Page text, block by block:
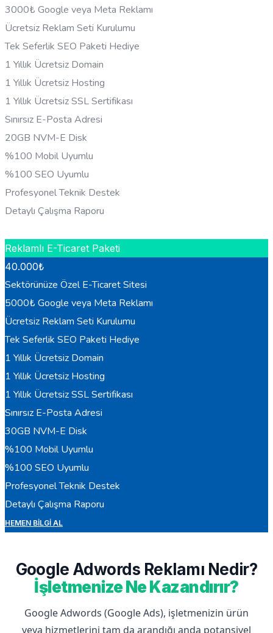
3000₺ Google veya Meta Reklamı
Ücretsiz Reklam Seti Kurulumu
Tek Seferlik SEO Paketi Hediye
1 Yıllık Ücretsiz Domain
1 Yıllık Ücretsiz Hosting
1 Yıllık Ücretsiz SSL Sertifikası
Sınırsız E-Posta Adresi
20GB NVM-E Disk
%100 Mobil Uyumlu
%100 SEO Uyumlu
Profesyonel Teknik Destek
Detaylı Çalışma Raporu
Reklamlı E-Ticaret Paketi
40.000₺
Sektörünüze Özel E-Ticaret Sitesi
5000₺ Google veya Meta Reklamı
Ücretsiz Reklam Seti Kurulumu
Tek Seferlik SEO Paketi Hediye
1 Yıllık Ücretsiz Domain
1 Yıllık Ücretsiz Hosting
1 Yıllık Ücretsiz SSL Sertifikası
Sınırsız E-Posta Adresi
30GB NVM-E Disk
%100 Mobil Uyumlu
%100 SEO Uyumlu
Profesyonel Teknik Destek
Detaylı Çalışma Raporu
HEMEN BILGI AL
Google Adwords Reklamı Nedir?
İşletmenize Ne Kazandırır?
Google Adwords (Google Ads), işletmenizin ürün
veya hizmetlerini tam da arandığı anda potansiyel